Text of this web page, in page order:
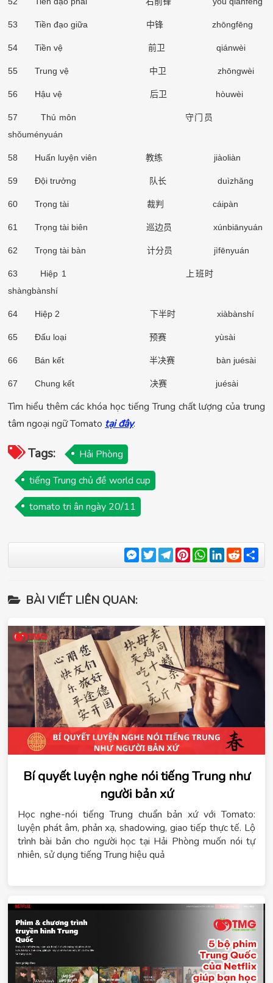
53 Tiền đạo giữa 中锋 zhōngfēng
54 Tiền vệ 前卫 qiánwèi
55 Trung vệ 中卫 zhōngwèi
56 Hậu vệ 后卫 hòuwèi
57 Thủ môn 守门员
shǒuményuán
58 Huấn luyện viên 教练 jiàoliàn
59 Đội trưởng 队长 duìzhǎng
60 Trọng tài 裁判 cáipàn
61 Trọng tài biên 巡边员 xúnbiānyuán
62 Trọng tài bàn 计分员 jìfēnyuán
63 Hiệp 1
上班时
shàngbànshí
64 Hiệp 2 下半时 xiàbànshí
65 Đấu loại 预赛 yùsài
66 Bán kết 半决赛 bàn juésài
67 Chung kết 决赛 juésài
Tìm hiểu thêm các khóa học tiếng Trung chất lượng của trung
tâm ngoại ngữ Tomato tại đây.
Tags:
Hải Phòng
tiếng Trung chủ đề world cup
tomato tri ân ngày 20/11
Messenger
TwitterTelegram
Pinterest
WhatsApp
LinkedIn
Reddit
BÀI VIẾT LIÊN QUAN:
Bí quyết luyện nghe nói tiếng Trung như
người bản xứ
Học nghe-nói tiếng Trung chuẩn bản xứ với Tomato:
luyện phát âm, phản xạ, shadowing, giao tiếp thực tế. Lộ
trình bài bản cho người học tại Hải Phòng muốn nói tự
nhiên, sử dụng tiếng Trung hiệu quả